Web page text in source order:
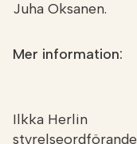
Juha Oksanen.
Mer information:
Ilkka Herlin
styrelseordförande